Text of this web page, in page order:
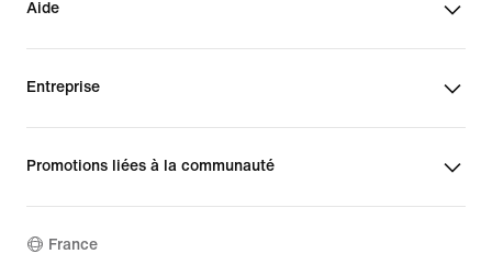
Aide
Entreprise
Promotions liées à la communauté
France